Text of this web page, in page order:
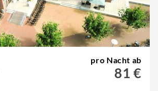
pro Nacht ab
81 €